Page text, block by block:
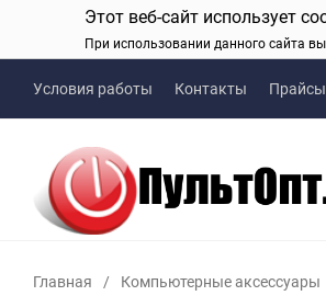
Этот веб-сайт использует
При использовании данного сайта
Условия работы Контакты Прайсы
Главная / Компьютерные аксессуары